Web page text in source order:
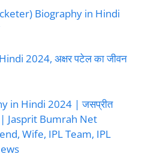
Biography in Hindi
2024, अक्षर पटेल का जीवन
in Hindi 2024 | जसप्रीत
| Jasprit Bumrah Net
Wife, IPL Team, IPL